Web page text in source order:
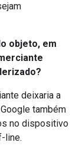
objeto, em
deixaria a
também
no dispositivo
line.